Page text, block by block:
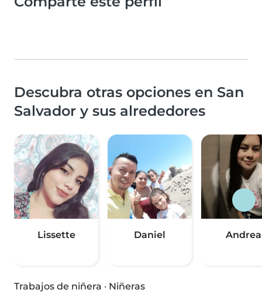
Descubra otras opciones en San
Salvador y sus alrededores
Lissette Daniel Andrea
Trabajos de niñera · Niñeras